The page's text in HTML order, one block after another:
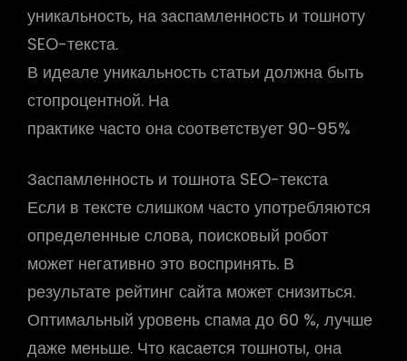
уникальность, на заспамленность и тошноту
SEO-текста.
В идеале уникальность статьи должна быть
стопроцентной. На
практике часто она соответствует 90-95%
Заспамленность и тошнота SEO-текста
Если в тексте слишком часто употребляются
определенные слова, поисковый робот
может негативно это воспринять. В
результате рейтинг сайта может снизиться.
Оптимальный уровень спама до 60 %, лучше
даже меньше. Что касается тошноты, она